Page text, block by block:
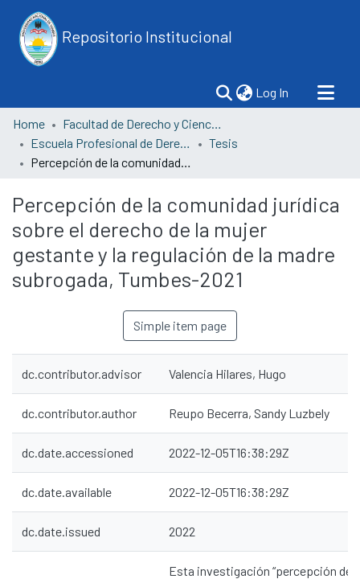
Repositorio Institucional
Log In (current)
Home
Facultad de Derecho y Ciencias Políticas
Escuela Profesional de Derecho
Tesis
Percepción de la comunidad jurídica sobre el derecho de la mujer gestante y la regulación de la madre subrogada, Tumbes-2021
Percepción de la comunidad jurídica
sobre el derecho de la mujer
gestante y la regulación de la madre
subrogada, Tumbes-2021
Simple item page
dc.contributor.advisor Valencia Hilares, Hugo
dc.contributor.author Reupo Becerra, Sandy Luzbely
dc.date.accessioned 2022-12-05T16:38:29Z
dc.date.available 2022-12-05T16:38:29Z
dc.date.issued 2022
Esta investigación “percepción de